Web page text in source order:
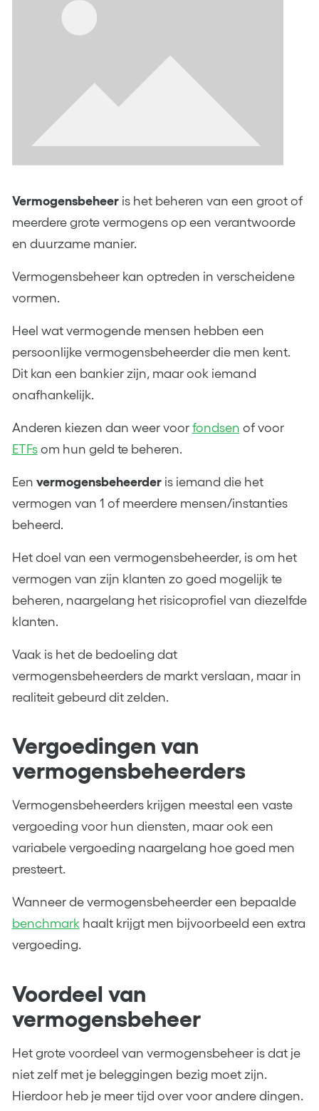
Vermogensbeheeris het beheren van een groot of
meerdere grote vermogens op een verantwoorde
en duurzame manier.
Vermogensbeheer kan optreden in verscheidene
vormen.
Heel wat vermogende mensen hebben een
persoonlijke vermogensbeheerder die men kent.
Dit kan een bankier zijn, maar ook iemand
onafhankelijk.
Anderen kiezen dan weer voor fondsen of voor
ETFsom hun geld te beheren.
Een vermogensbeheerderis iemand die het
vermogen van 1 of meerdere mensen/instanties
beheerd.
Het doel van een vermogensbeheerder, is om het
vermogen van zijn klanten zo goed mogelijk te
beheren, naargelang het risicoprofiel van diezelfde
klanten.
Vaak is het de bedoeling dat
vermogensbeheerders de markt verslaan, maar in
realiteit gebeurd dit zelden.
Vergoedingen van
vermogensbeheerders
Vermogensbeheerders krijgen meestal een vaste
vergoeding voor hun diensten, maar ook een
variabele vergoeding naargelang hoe goed men
presteert.
Wanneer de vermogensbeheerder een bepaalde
benchmarkhaalt krijgt men bijvoorbeeld een extra
vergoeding.
Voordeel van
vermogensbeheer
Het grote voordeel van vermogensbeheer is dat je
niet zelf met je beleggingen bezig moet zijn.
Hierdoor heb je meer tijd over voor andere dingen.